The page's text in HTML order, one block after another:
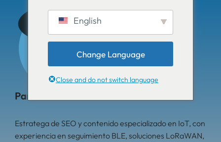
Pam Luthra
Estratega de SEO y contenido especializado en IoT, con
experiencia en seguimiento BLE, soluciones LoRaWAN,
English
Change Language
Close and do not switch language